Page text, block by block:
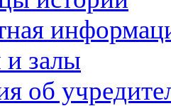
залы
об